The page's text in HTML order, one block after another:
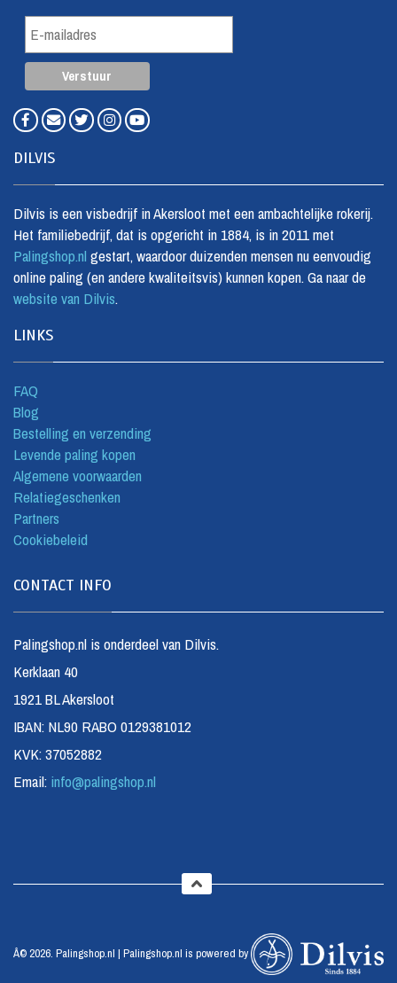
DILVIS
Dilvis is een visbedrijf in Akersloot met een ambachtelijke rokerij.
Het familiebedrijf, dat is opgericht in 1884, is in 2011 met
Palingshop.nl gestart, waardoor duizenden mensen nu eenvoudig
online paling (en andere kwaliteitsvis) kunnen kopen. Ga naar de
website van Dilvis.
LINKS
FAQ
Blog
Bestelling en verzending
Levende paling kopen
Algemene voorwaarden
Relatiegeschenken
Partners
Cookiebeleid
CONTACT INFO
Palingshop.nl is onderdeel van Dilvis.
Kerklaan 40
1921 BL Akersloot
IBAN: NL90 RABO 0129381012
KVK: 37052882
Email: info@palingshop.nl
Â© 2026. Palingshop.nl | Palingshop.nl is powered by